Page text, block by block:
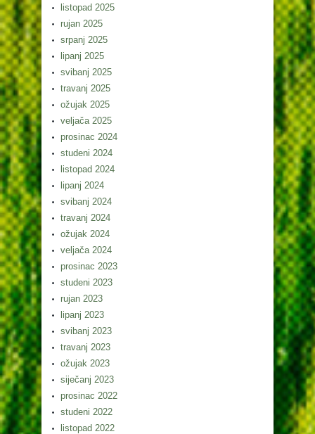
listopad 2025
rujan 2025
srpanj 2025
lipanj 2025
svibanj 2025
travanj 2025
ožujak 2025
veljača 2025
prosinac 2024
studeni 2024
listopad 2024
lipanj 2024
svibanj 2024
travanj 2024
ožujak 2024
veljača 2024
prosinac 2023
studeni 2023
rujan 2023
lipanj 2023
svibanj 2023
travanj 2023
ožujak 2023
siječanj 2023
prosinac 2022
studeni 2022
listopad 2022